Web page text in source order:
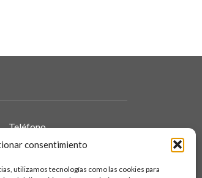
consentimiento
utilizamos tecnologías como las cookies para
Teléfono